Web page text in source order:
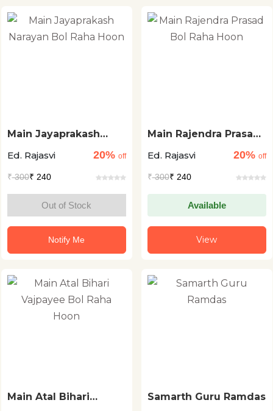
Main Jayaprakash
Hoon
Ed. Rajasvi 20% off
₹300₹ 240
Out of Stock
Notify Me
Main Rajendra Prasad
Ed. Rajasvi
20% off
₹300₹ 240
Available
View
Main Atal Bihari
Samarth Guru Ramdas